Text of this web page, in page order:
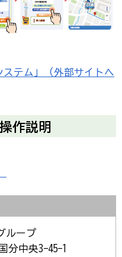
テム」（外部サイトへ
作説明
ループ
分中央3-45-1